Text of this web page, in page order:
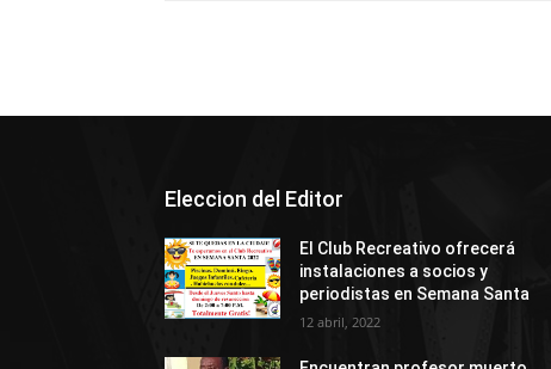
Eleccion del Editor
El Club Recreativo ofrecerá
instalaciones a socios y
periodistas en Semana Santa
12 abril, 2022